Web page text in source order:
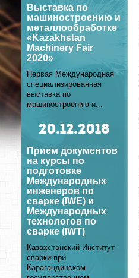
Выставка по
машиностроению и
металлообработке
«Kazakhstan
Machinery Fair
2020»
Первая Международная
специализированная
выставка по
машиностроению и...
20.12.2018
Прием документов
на курсы по
подготовке
Международных
инженеров по
сварке (IWE) и
Международных
технологов по
сварке (IWT)
Казахстанский Институт
сварки при
Карагандинском